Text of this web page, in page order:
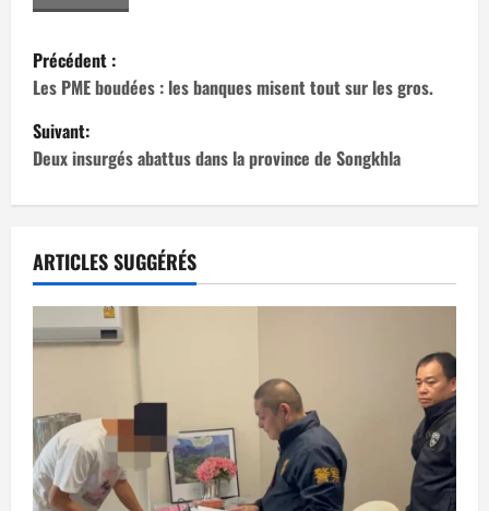
N
a
v
a
t
o
n
Précédent :
Les PME boudées : les banques misent tout sur les gros.
Suivant:
Deux insurgés abattus dans la province de Songkhla
ARTICLES SUGGÉRÉS